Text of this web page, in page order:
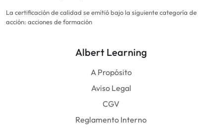
La certificación de calidad se emitió bajo la siguiente categoría de
acción: acciones de formación
Albert Learning
A Propósito
Aviso Legal
CGV
Reglamento Interno